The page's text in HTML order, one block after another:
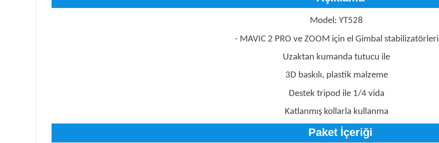
Model: YT528
- MAVIC 2 PRO ve ZOOM için el Gimbal stabilizatörleri
Uzaktan kumanda tutucu ile
3D baskılı, plastik malzeme
Destek tripod ile 1/4 vida
Katlanmış kollarla kullanma
Paket İçeriği